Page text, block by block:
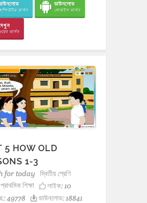
ভার্সন
ডাউনলোড
মোবাইল ভার্সন
ভার্সন
5 HOW OLD
1-3
for today দ্বিতীয় শ্রেণি
প্রাথমিক শিক্ষা লাইক:10
49778
ডাউনলোড: 18841